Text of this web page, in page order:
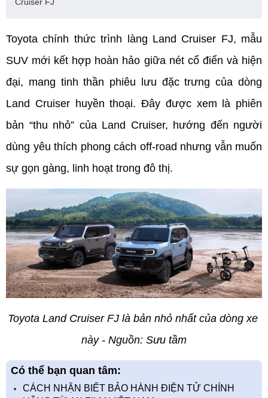
Toyota chính thức trình làng Land Cruiser FJ, mẫu
SUV mới kết hợp hoàn hảo giữa nét cổ điển và hiện
đại, mang tinh thần phiêu lưu đặc trưng của dòng
Land Cruiser huyền thoại. Đây được xem là phiên
bản “thu nhỏ” của Land Cruiser, hướng đến người
dùng yêu thích phong cách off-road nhưng vẫn muốn
sự gọn gàng, linh hoạt trong đô thị.
Toyota Land Cruiser FJ là bản nhỏ nhất của dòng xe
này - Nguồn: Sưu tầm
Có thể bạn quan tâm:
CÁCH NHẬN BIẾT BẢO HÀNH ĐIỆN TỬ CHÍNH